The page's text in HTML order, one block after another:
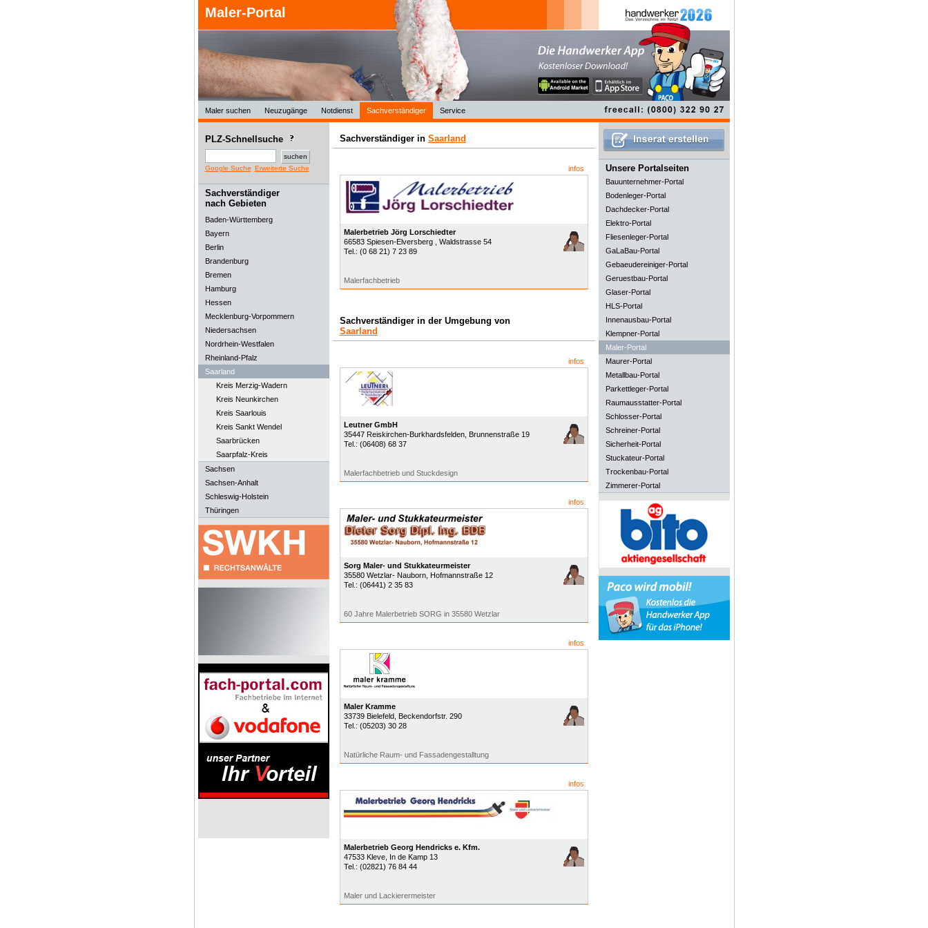
Maler-Portal
Maler suchen Neuzugänge Notdienst Sachverständiger Service
PLZ-Schnellsuche
Google Suche Erweiterte Suche
Sachverständiger
nach Gebieten
Baden-Württemberg
Bayern
Berlin
Brandenburg
Bremen
Hamburg
Hessen
Mecklenburg-Vorpommern
Niedersachsen
Nordrhein-Westfalen
Rheinland-Pfalz
Saarland
Kreis Merzig-Wadern
Kreis Neunkirchen
Kreis Saarlouis
Kreis Sankt Wendel
Saarbrücken
Saarpfalz-Kreis
Sachsen
Sachsen-Anhalt
Schleswig-Holstein
Thüringen
Sachverständiger in Saarland
infos
Malerbetrieb Jörg Lorschiedter
66583 Spiesen-Elversberg
, Waldstrasse 54
Tel.: (0 68 21) 7 23 89
Malerfachbetrieb
Sachverständiger in der Umgebung von
Saarland
infos
Leutner GmbH
35447 Reiskirchen-Burkhardsfelden, Brunnenstraße 19
Tel.: (06408) 68 37
Malerfachbetrieb und Stuckdesign
infos
Sorg Maler- und Stukkateurmeister
35580 Wetzlar- Nauborn, Hofmannstraße 12
Tel.: (06441) 2 35 83
60 Jahre Malerbetrieb SORG in 35580 Wetzlar
infos
Maler Kramme
33739 Bielefeld, Beckendorfstr. 290
Tel.: (05203) 30 28
Natürliche Raum- und Fassadengestalltung
infos
Malerbetrieb Georg Hendricks e. Kfm.
47533 Kleve, In de Kamp 13
Tel.: (02821) 76 84 44
Maler und Lackierermeister
Unsere Portalseiten
Bauunternehmer-Portal
Bodenleger-Portal
Dachdecker-Portal
Elektro-Portal
Fliesenleger-Portal
GaLaBau-Portal
Gebaeudereiniger-Portal
Geruestbau-Portal
Glaser-Portal
HLS-Portal
Innenausbau-Portal
Klempner-Portal
Maler-Portal
Maurer-Portal
Metallbau-Portal
Parkettleger-Portal
Raumausstatter-Portal
Schlosser-Portal
Schreiner-Portal
Sicherheit-Portal
Stuckateur-Portal
Trockenbau-Portal
Zimmerer-Portal